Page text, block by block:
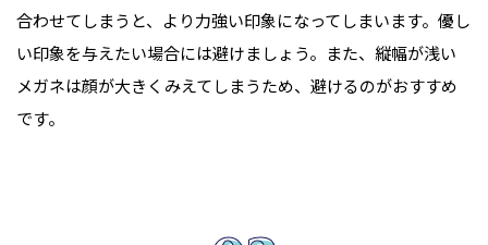
合わせてしまうと、より力強い印象になってしまいます。優し
い印象を与えたい場合には避けましょう。また、縦幅が浅い
メガネは顔が大きくみえてしまうため、避けるのがおすすめ
です。